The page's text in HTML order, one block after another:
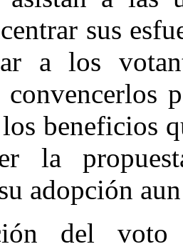
sus
a los
beneficios
la
adopción
del voto